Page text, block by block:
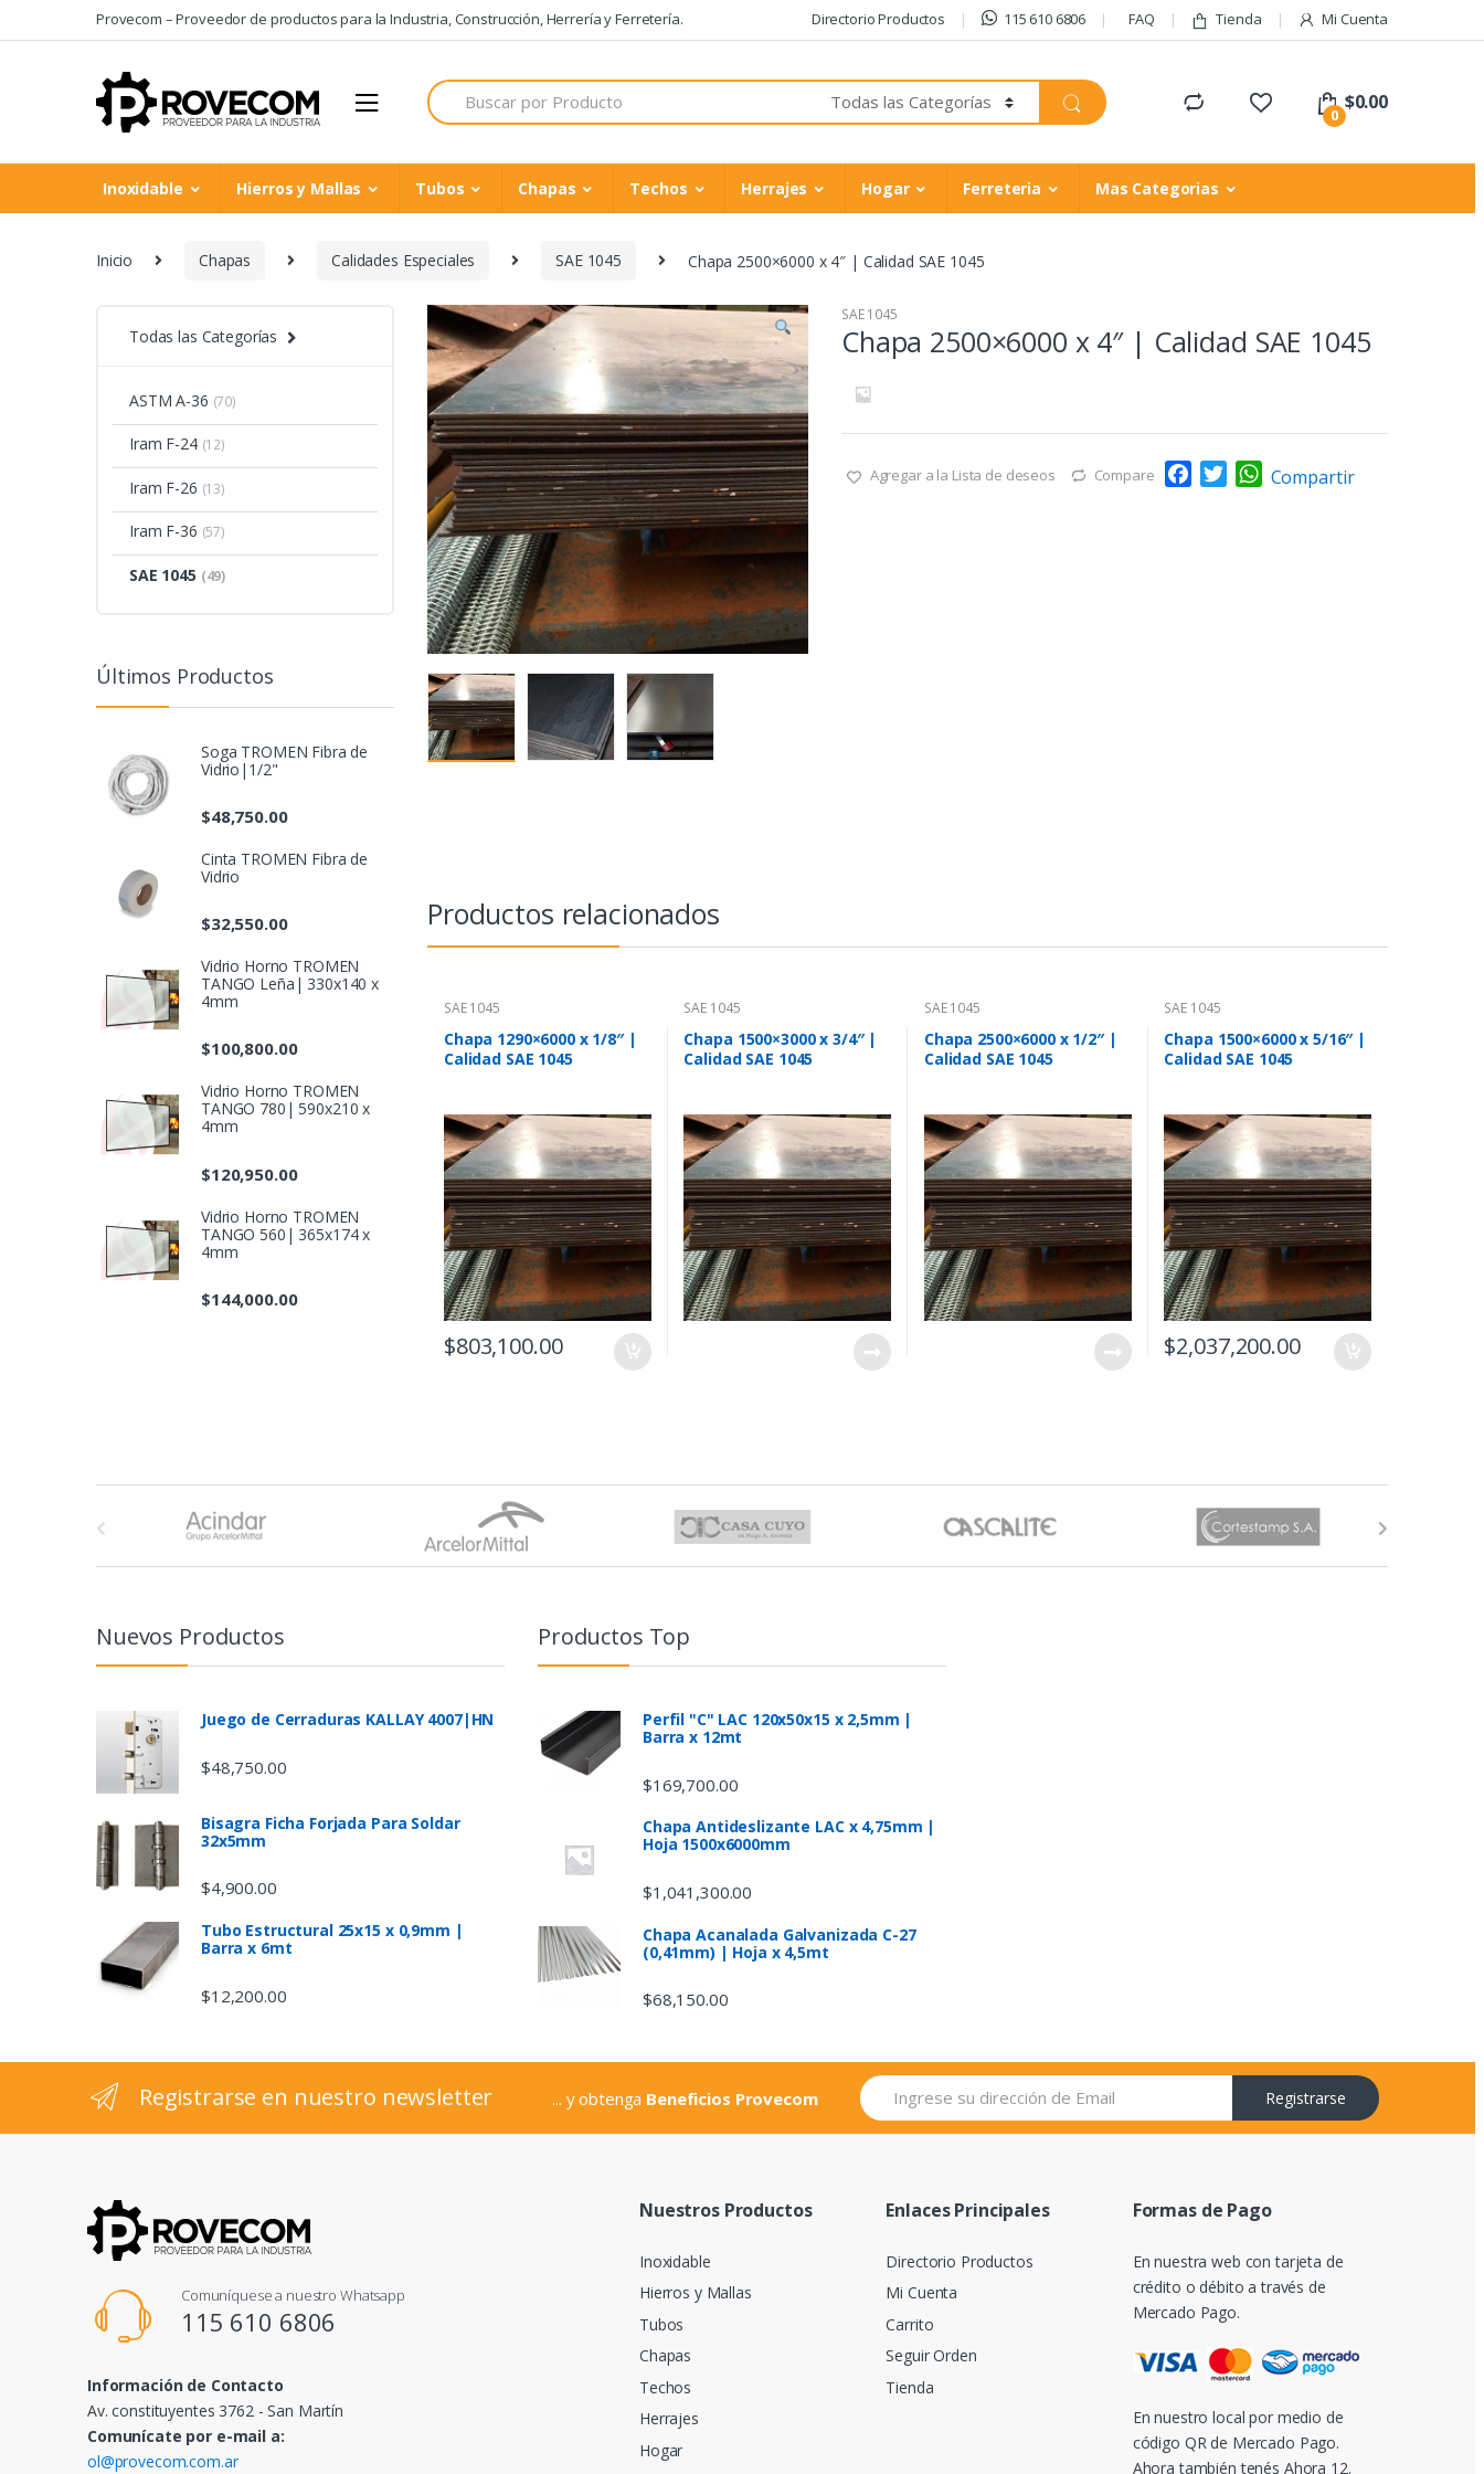
to
to
Provecom – Proveedor de productos para la Industria, Construcción, Herrería y Ferretería. Directorio Productos 115 610 6806 FAQ Tienda Mi Cuenta
Search
for:
0
$0.00
Inoxidable Hierros y Mallas Tubos Chapas Techos Herrajes Hogar Ferreteria Mas Categorias
Inicio Chapas Calidades Especiales SAE 1045 Chapa 2500×6000 x 4″ | Calidad SAE 1045
SAE 1045
Chapa 2500×6000 x 4″ | Calidad SAE 1045
Agregar a la Lista de deseos Compare
W
Compartir
Productos relacionados
SAE 1045
Chapa 1290×6000 x 1/8″ |
Calidad SAE 1045
$803,100.00
SAE 1045
Chapa 1500×3000 x 3/4″ |
Calidad SAE 1045
SAE 1045
Chapa 2500×6000 x 1/2″ |
Calidad SAE 1045
SAE 1045
Chapa 1500×6000 x 5/16″ |
Calidad SAE 1045
$2,037,200.00
Todas las Categorías
ASTM A-36 (70)
Iram F-24 (12)
Iram F-26 (13)
Iram F-36 (57)
SAE 1045 (49)
Últimos Productos
Soga TROMEN Fibra de
Vidrio|1/2"
$48,750.00
Cinta TROMEN Fibra de
Vidrio
$32,550.00
Vidrio Horno TROMEN
TANGO Leña| 330x140 x
4mm
$100,800.00
Vidrio Horno TROMEN
TANGO 780| 590x210 x
4mm
$120,950.00
Vidrio Horno TROMEN
TANGO 560| 365x174 x
4mm
$144,000.00
Nuevos Productos
Juego de Cerraduras KALLAY 4007|HN
$48,750.00
Bisagra Ficha Forjada Para Soldar
32x5mm
$4,900.00
Tubo Estructural 25x15 x 0,9mm |
Barra x 6mt
$12,200.00
Productos Top
Perfil "C" LAC 120x50x15 x 2,5mm |
Barra x 12mt
$169,700.00
Chapa Antideslizante LAC x 4,75mm |
Hoja 1500x6000mm
$1,041,300.00
Chapa Acanalada Galvanizada C-27
(0,41mm) | Hoja x 4,5mt
$68,150.00
Registrarse en nuestro newsletter ... y obtenga Beneficios Provecom Registrarse
Comuníquese a nuestro Whatsapp
115 610 6806
Información de Contacto
Av. constituyentes 3762 - San Martín
Comunícate por e-mail a:
ol@provecom.com.ar
Nuestros Productos
Inoxidable
Hierros y Mallas
Tubos
Chapas
Techos
Herrajes
Hogar
Enlaces Principales
Directorio Productos
Mi Cuenta
Carrito
Seguir Orden
Tienda
Formas de Pago
En nuestra web con tarjeta de
crédito o débito a través de
Mercado Pago.
En nuestro local por medio de
código QR de Mercado Pago.
Ahora también tenés Ahora 12.